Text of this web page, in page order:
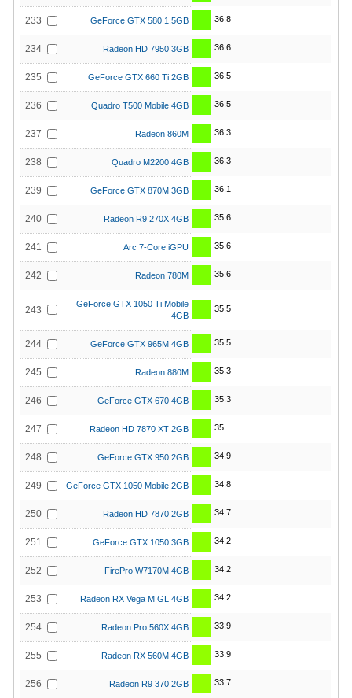
233 GeForce GTX 580 1.5GB 36.8
234 Radeon HD 7950 3GB 36.6
235 GeForce GTX 660 Ti 2GB 36.5
236 Quadro T500 Mobile 4GB 36.5
237 Radeon 860M 36.3
238 Quadro M2200 4GB 36.3
239 GeForce GTX 870M 3GB 36.1
240 Radeon R9 270X 4GB 35.6
241 Arc 7-Core iGPU 35.6
242 Radeon 780M 35.6
243
GeForce GTX 1050 Ti Mobile
4GB
35.5
244 GeForce GTX 965M 4GB 35.5
245 Radeon 880M 35.3
246 GeForce GTX 670 4GB 35.3
247 Radeon HD 7870 XT 2GB 35
248 GeForce GTX 950 2GB 34.9
249 GeForce GTX 1050 Mobile 2GB 34.8
250 Radeon HD 7870 2GB 34.7
251 GeForce GTX 1050 3GB 34.2
252 FirePro W7170M 4GB 34.2
253 Radeon RX Vega M GL 4GB 34.2
254 Radeon Pro 560X 4GB 33.9
255 Radeon RX 560M 4GB 33.9
256 Radeon R9 370 2GB 33.7